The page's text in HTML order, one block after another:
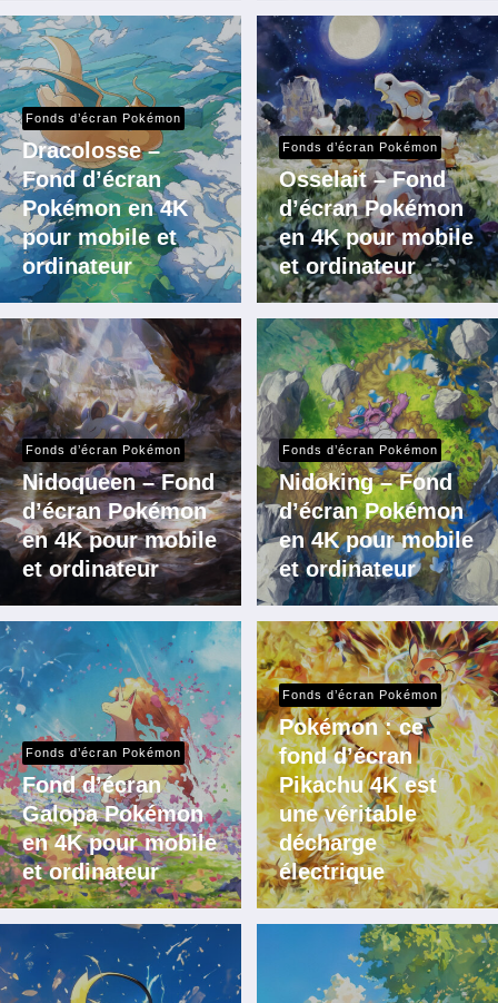
Fonds d’écran Pokémon
Dracolosse –
Fond d’écran
Pokémon en 4K
pour mobile et
ordinateur
Fonds d’écran Pokémon
Osselait – Fond
d’écran Pokémon
en 4K pour mobile
et ordinateur
Fonds d’écran Pokémon
Nidoqueen – Fond
d’écran Pokémon
en 4K pour mobile
et ordinateur
Fonds d’écran Pokémon
Nidoking – Fond
d’écran Pokémon
en 4K pour mobile
et ordinateur
Fonds d’écran Pokémon
Fond d’écran
Galopa Pokémon
en 4K pour mobile
et ordinateur
Fonds d’écran Pokémon
Pokémon : ce
fond d’écran
Pikachu 4K est
une véritable
décharge
électrique